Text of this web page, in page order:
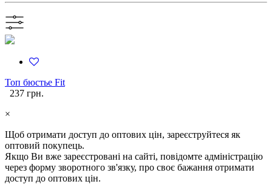
Топ бюстье Fit
237 грн.
×
Щоб отримати доступ до оптових цін, зареєструйтеся як
оптовий покупець.
Якщо Ви вже зареєстровані на сайті, повідомте адміністрацію
через форму зворотного зв'язку, про своє бажання отримати
доступ до оптових цін.